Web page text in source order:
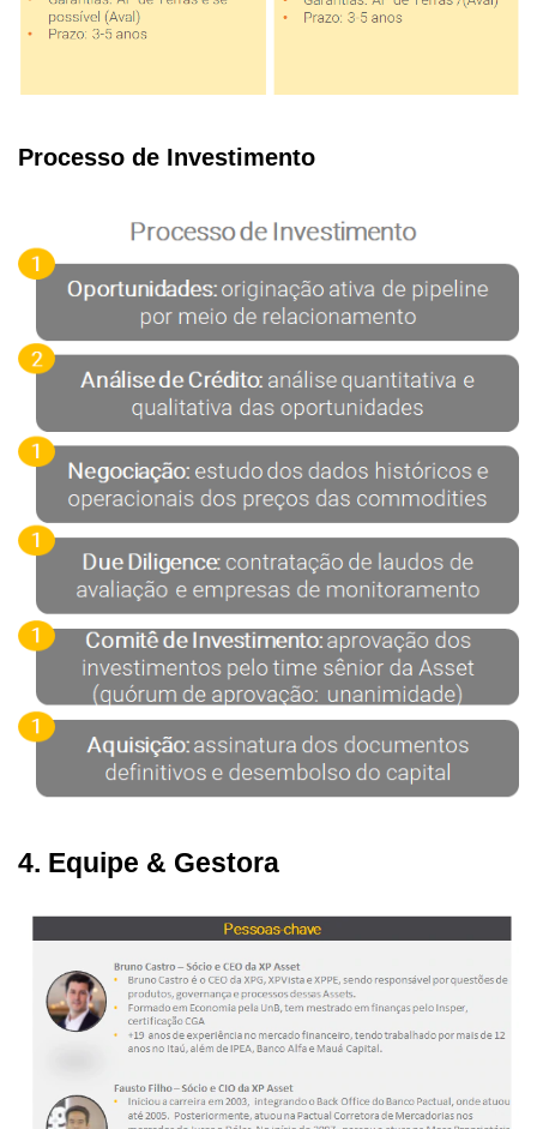
Processo de Investimento
4. Equipe & Gestora